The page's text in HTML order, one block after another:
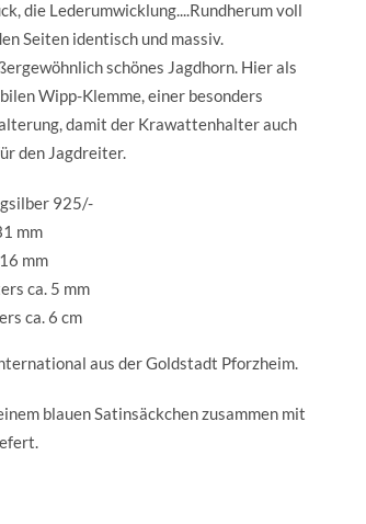
die Lederumwicklung....Rundherum voll
Seiten identisch und massiv.
schönes Jagdhorn. Hier als
Wipp-Klemme, einer besonders
damit der Krawattenhalter auch
den Jagdreiter.
925/-
mm
mm
ca. 5 mm
ca. 6 cm
aus der Goldstadt Pforzheim.
blauen Satinsäckchen zusammen mit